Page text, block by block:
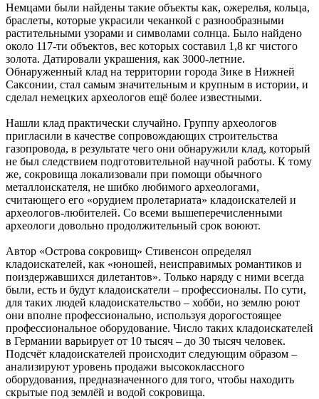
Немцами были найдены такие объекты как, ожерелья, кольца,
браслеты, которые украсили чеканкой с разнообразными
растительными узорами и символами солнца. Было найдено
около 117-ти объектов, вес которых составил 1,8 кг чистого
золота. Датировали украшения, как 3000-летние.
Обнаруженный клад на территории города Зике в Нижней
Саксонии, стал самым значительным и крупным в истории, и
сделал немецких археологов ещё более известными.
Нашли клад практически случайно. Группу археологов
пригласили в качестве сопровождающих строительства
газопровода, в результате чего они обнаружили клад, который
не был следствием подготовительной научной работы. К тому
же, сокровища локализовали при помощи обычного
металлоискателя, не шибко любимого археологами,
считающего его «орудием пролетариата» кладоискателей и
археологов-любителей. Со всеми вышеперечисленными
археологи довольно продолжительный срок воюют.
Автор «Острова сокровищ» Стивенсон определял
кладоискателей, как «юношей, неисправимых романтиков и
поиздержавшихся дилетантов». Только наряду с ними всегда
были, есть и будут кладоискатели – профессионалы. По сути,
для таких людей кладоискательство – хобби, но землю роют
они вполне профессионально, используя дорогостоящее
профессиональное оборудование. Число таких кладоискателей
в Германии варьирует от 10 тысяч – до 30 тысяч человек.
Подсчёт кладоискателей происходит следующим образом –
анализируют уровень продажи высококлассного
оборудования, предназначенного для того, чтобы находить
скрытые под землёй и водой сокровища.